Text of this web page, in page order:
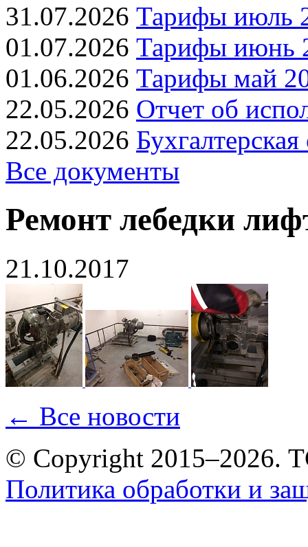
31.07.2026 Тарифы июль
01.07.2026 Тарифы июнь
01.06.2026 Тарифы май
22.05.2026 Отчет об
22.05.2026
Все документы
Ремонт лебедки
21.10.2017
← Все новости
© Copyright
Политика обработки и